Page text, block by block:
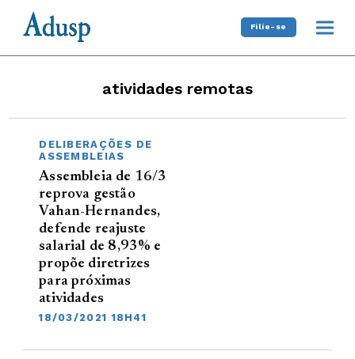
Filie-se
atividades remotas
DELIBERAÇÕES DE
ASSEMBLEIAS
Assembleia de 16/3
reprova gestão
Vahan-Hernandes,
defende reajuste
salarial de 8,93% e
propõe diretrizes
para próximas
atividades
18/03/2021 18H41